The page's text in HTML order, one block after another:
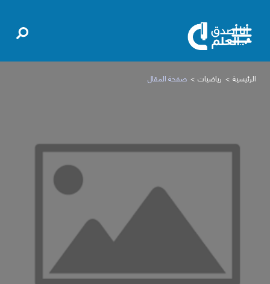
الرئيسية رياضيات صفحة المقال